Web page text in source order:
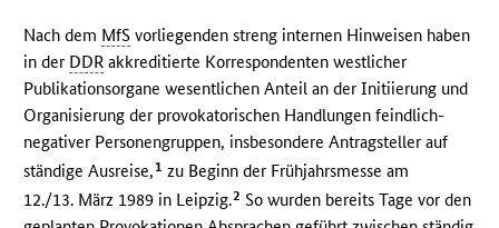
Nach dem MfS vorliegenden streng internen Hinweisen haben
in der DDR akkreditierte Korrespondenten westlicher
Publikationsorgane wesentlichen Anteil an der Initiierung und
Organisierung der provokatorischen Handlungen feindlich-
negativer Personengruppen, insbesondere Antragsteller auf
ständige Ausreise,1 zu Beginn der Frühjahrsmesse am
12./13. März 1989 in Leipzig.2 So wurden bereits Tage vor den